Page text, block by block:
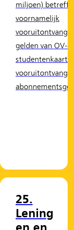
miljoen) betreffen
voornamelijk
vooruitontvangen
gelden van OV-
studentenkaart en
vooruitontvangen
25.
Lening
en en